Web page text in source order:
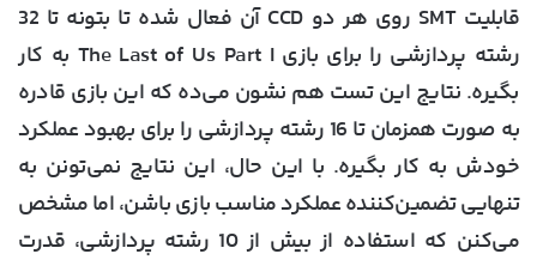
قابلیت SMT روی هر دو CCD آن فعال شده تا بتونه تا 32
رشته پردازشی را برای بازی The Last of Us Part I به کار
بگیره. نتایج این تست هم نشون می‌ده که این بازی قادره
به صورت همزمان تا 16 رشته پردازشی را برای بهبود عملکرد
خودش به کار بگیره. با این حال، این نتایج نمی‌تونن به
تنهایی تضمین‌کننده عملکرد مناسب بازی باشن، اما مشخص
می‌کنن که استفاده از بیش از 10 رشته پردازشی، قدرت